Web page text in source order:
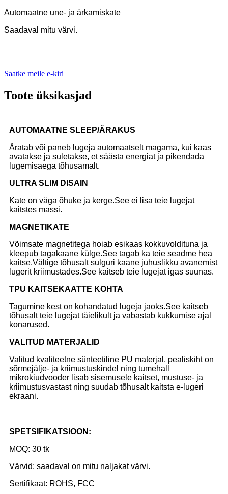
Automaatne une- ja ärkamiskate
Saadaval mitu värvi.
Saatke meile e-kiri
Toote üksikasjad
AUTOMAATNE SLEEP/ÄRAKUS
Äratab või paneb lugeja automaatselt magama, kui kaas
avatakse ja suletakse, et säästa energiat ja pikendada
lugemisaega tõhusamalt.
ULTRA SLIM DISAIN
Kate on väga õhuke ja kerge.See ei lisa teie lugejat
kaitstes massi.
MAGNETIKATE
Võimsate magnetitega hoiab esikaas kokkuvoldituna ja
kleepub tagakaane külge.See tagab ka teie seadme hea
kaitse.Vältige tõhusalt sulguri kaane juhuslikku avanemist
lugerit kriimustades.See kaitseb teie lugejat igas suunas.
TPU KAITSEKAATTE KOHTA
Tagumine kest on kohandatud lugeja jaoks.See kaitseb
tõhusalt teie lugejat täielikult ja vabastab kukkumise ajal
konarused.
VALITUD MATERJALID
Valitud kvaliteetne sünteetiline PU materjal, pealiskiht on
sõrmejälje- ja kriimustuskindel ning tumehall
mikrokiudvooder lisab sisemusele kaitset, mustuse- ja
kriimustusvastast ning suudab tõhusalt kaitsta e-lugeri
ekraani.
SPETSIFIKATSIOON:
MOQ: 30 tk
Värvid: saadaval on mitu naljakat värvi.
Sertifikaat: ROHS, FCC